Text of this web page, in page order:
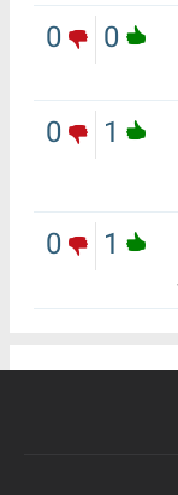
0
0
1
0
1
0